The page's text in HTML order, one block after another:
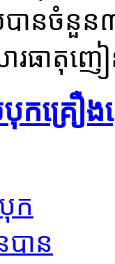
ាន​ចំនួន​
ារធាតុ​
បុក​គ្រ